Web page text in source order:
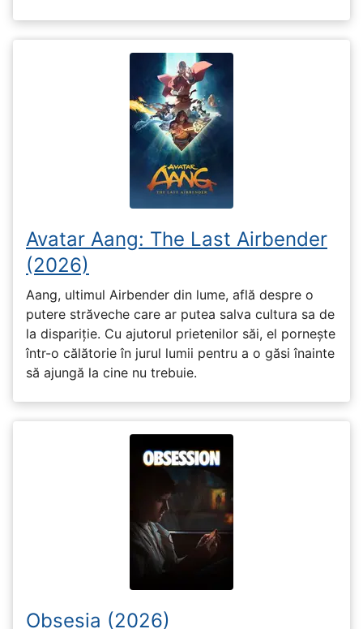
Avatar Aang: The Last Airbender
(2026)
Aang, ultimul Airbender din lume, află despre o
putere străveche care ar putea salva cultura sa de
la dispariție. Cu ajutorul prietenilor săi, el pornește
într-o călătorie în jurul lumii pentru a o găsi înainte
să ajungă la cine nu trebuie.
Obsesia (2026)